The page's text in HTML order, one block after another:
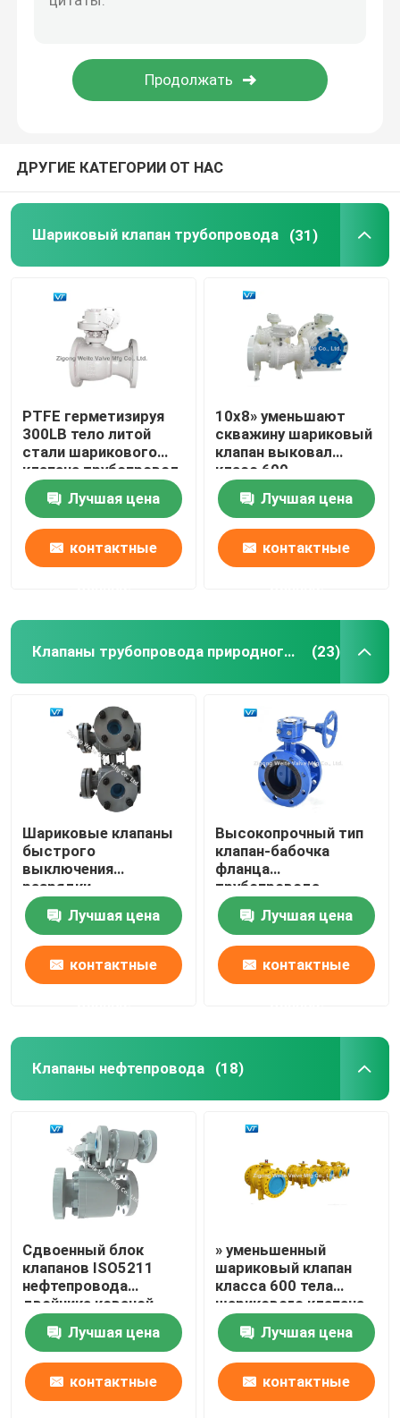
электрический шариковый клапан
Гидро клапаны силы
Верхний шариковый клапан входа
Шариковый клапан высокого давления
ДРУГИЕ КАТЕГОРИИ ОТ НАС
Шариковый клапан трубопровода (31)
PTFE герметизируя
300LB тело литой
стали шарикового
клапана трубопровод
8x6» цельное
Лучшая цена
контактные
10x8» уменьшают
скважину шариковый
клапан выковал
класс 600
шарикового клапана
WCC
Лучшая цена
контактные
Клапаны трубопровода природного газа (23)
Шариковые клапаны
быстрого
выключения
разрядки
трубопровода
природного газа VT
быстрые двойные
Лучшая цена
контактные
Высокопрочный тип
клапан-бабочка
фланца
трубопровода
клапан-бабочки
коробки передач
Лучшая цена
контактные
Клапаны нефтепровода (18)
Сдвоенный блок
клапанов ISO5211
нефтепровода
двойника кованой
стали и
стравливающие
шариковые клапаны
Лучшая цена
контактные
» уменьшенный
шариковый клапан
класса 600 тела
шарикового клапана
WCC скважины 16x14
Лучшая цена
контактные